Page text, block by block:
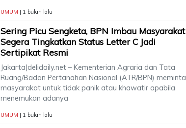
UMUM | 1 bulan lalu
Sering Picu Sengketa, BPN Imbau Masyarakat
Segera Tingkatkan Status Letter C Jadi
Sertipikat Resmi
Jakarta|delidaily.net – Kementerian Agraria dan Tata
Ruang/Badan Pertanahan Nasional (ATR/BPN) meminta
masyarakat untuk tidak panik atau khawatir apabila
menemukan adanya
UMUM | 1 bulan lalu